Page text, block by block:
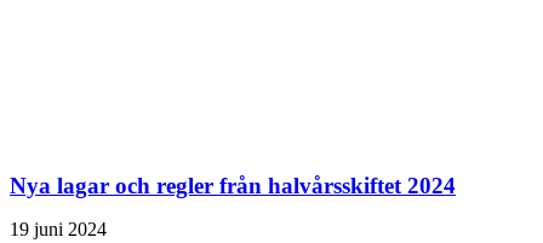
Nya lagar och regler från halvårsskiftet 2024
19 juni 2024